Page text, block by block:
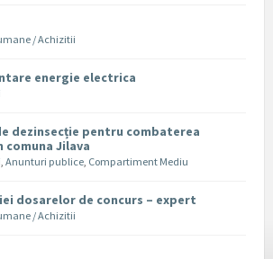
/ Achizitii
energie electrica
dezinsecție pentru combaterea
Jilava
, Anunturi publice, Compartiment Mediu
dosarelor de concurs – expert
/ Achizitii